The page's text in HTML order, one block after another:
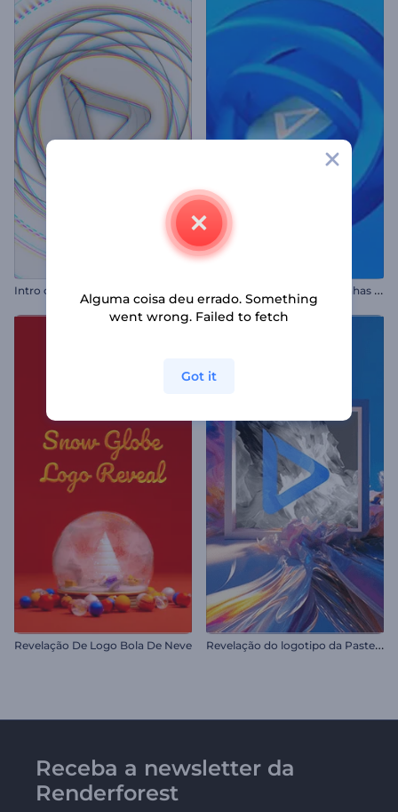
Intro com Formas Simétricas A
presentação de Logo - Linhas Giratórias
Revelação De Logo Bola De Neve R
evelação do logotipo da Pastel Art
Receba a newsletter da
Renderforest
Alguma coisa deu errado. Something
went wrong. Failed to fetch
Got it